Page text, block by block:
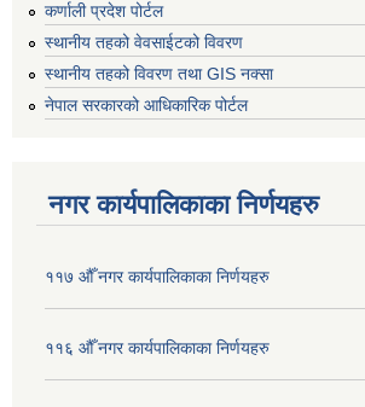
कर्णाली प्रदेश पोर्टल
स्थानीय तहको वेवसाईटको विवरण
स्थानीय तहको विवरण तथा GIS नक्सा
नेपाल सरकारको आधिकारिक पोर्टल
नगर कार्यपालिकाका निर्णयहरु
११७ औँ नगर कार्यपालिकाका निर्णयहरु
११६ औँ नगर कार्यपालिकाका निर्णयहरु